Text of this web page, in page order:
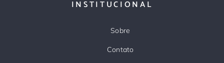
INSTITUCIONAL
Sobre
Contato